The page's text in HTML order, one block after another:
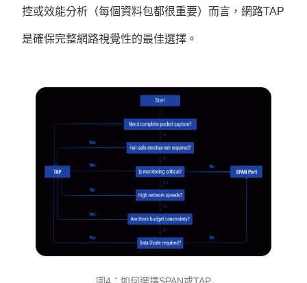
控或效能分析（每個資料包都很重要）而言，網路TAP
是確保完整網路視覺性的最佳選擇。